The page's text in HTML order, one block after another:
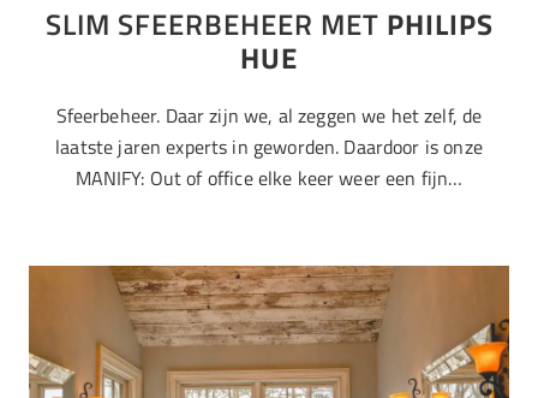
SLIM SFEERBEHEER MET PHILIPS
HUE
Sfeerbeheer. Daar zijn we, al zeggen we het zelf, de
laatste jaren experts in geworden. Daardoor is onze
MANIFY: Out of office elke keer weer een fijn…